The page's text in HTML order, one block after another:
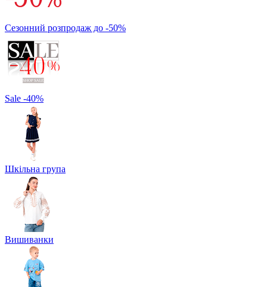
Сезонний розпродаж до -50%
Sale -40%
Шкільна група
Вишиванки